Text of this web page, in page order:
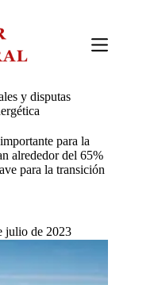
y disputas
para la
alrededor del 65%
para la transición
julio de 2023